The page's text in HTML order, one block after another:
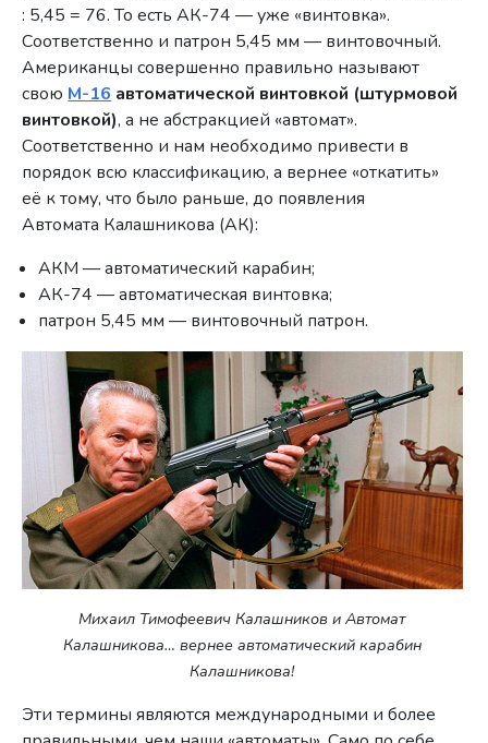
: 5,45 = 76. То есть АК-74 — уже «винтовка».
Соответственно и патрон 5,45 мм — винтовочный.
Американцы совершенно правильно называют
своюМ-16 автоматической винтовкой (штурмовой
винтовкой), а не абстракцией «автомат».
Соответственно и нам необходимо привести в
порядок всю классификацию, а вернее «откатить»
её к тому, что было раньше, до появления
Автомата Калашникова (АК):
АКМ — автоматический карабин;
АК-74 — автоматическая винтовка;
патрон 5,45 мм — винтовочный патрон.
Михаил Тимофеевич Калашников и Автомат
Калашникова… вернее автоматический карабин
Калашникова!
Эти термины являются международными и более